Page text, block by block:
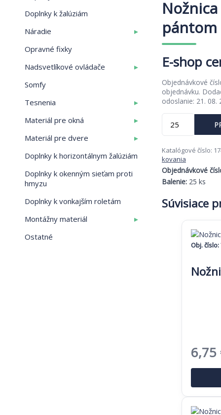
Doplnky k žalúziám
Náradie
▸
Opravné fixky
Nadsvetlíkové ovládače
▸
Somfy
Tesnenia
▸
Materiál pre okná ▸
Materiál pre dvere ▸
Doplnky k horizontálnym žalúziám
Doplnky k okenným sieťam proti
hmyzu
Doplnky k vonkajším roletám
Montážny materiál
▸
Ostatné
pántom
Objednávkové
objednávku.
odoslanie: 21. 08.
množstvo
Nožnica
so
skrytým
pántom
851-
1050
Katalógové číslo:
kovania
Objednávkové
Balenie: 25 ks
Súvisiace
Obj. číslo:
cena
bola:
6,75